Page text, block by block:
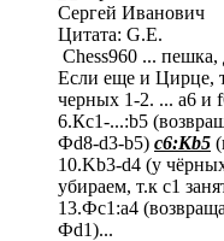
Сергей Иванович
Цитата: G.E.
Chess960 ...
Если еще и Цирце,
черных 1-2. ... а6 и
6.Кс1-...:b5
Фd8-d3-b5) c6:Кb5
10.Kb3-d4 (у
убираем, т.к с1
13.Фc1:a4
Фd1)...